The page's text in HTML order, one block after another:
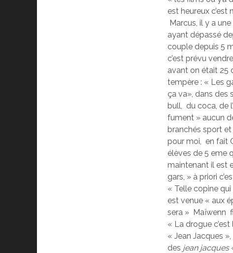
est heureux c’est
Marcus, il y a
ayant dépassé
couple depuis 5
c’est prévu
avant on était 25
tempère : « Les
ça va», dans des
bull, du coca, de
fument » aucun
branchés sport et
pour moi, en fait
élèves de 5 eme
maintenant il est
gars, » à priori
« Telle copine
est venue « aux
sera » Maïwenn
« La drogue
« Jean Jacques
des jean jacques